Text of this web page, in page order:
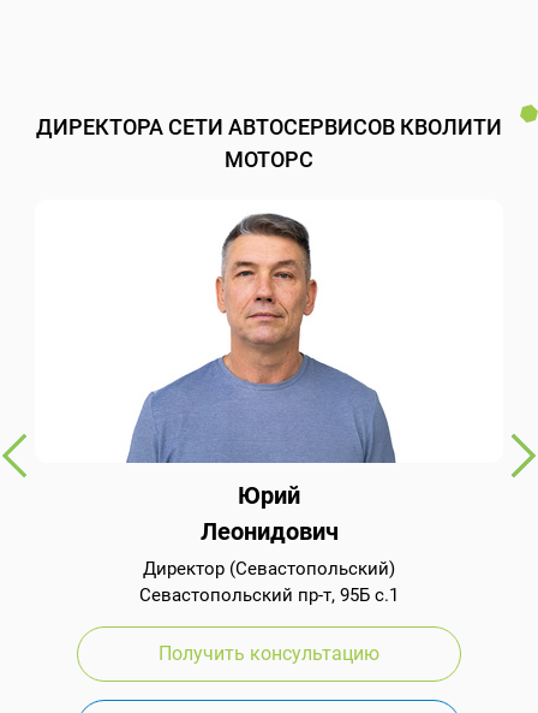
ДИРЕКТОРА СЕТИ АВТОСЕРВИСОВ КВОЛИТИ
МОТОРС
Юрий
Леонидович
Директор (Севастопольский)
Севастопольский пр-т, 95Б с.1
Получить консультацию